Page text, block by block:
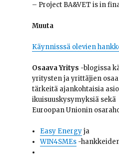
– Project BA&VET is in
Muuta
Käynnisssä olevien
Osaava Yritys -blogissa
yritysten ja yrittäjien
tärkeitä ajankohtaisia
ikuisuuskysymyksiä
Euroopan Unionin
Easy Energyja
WIN4SMEs -